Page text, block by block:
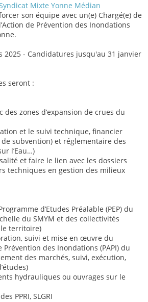
Mixte Yonne Médian
son équipe avec un(e) Chargé(e) de
de Prévention des Inondations
2025 - Candidatures jusqu'au 31 janvier
seront :
des zones d’expansion de crues du
et le suivi technique, financier
subvention) et réglementaire des
l’Eau…)
et faire le lien avec les dossiers
techniques en gestion des milieux
d’Etudes Préalable (PEP) du
du SMYM et des collectivités
le territoire)
suivi et mise en œuvre du
Prévention des Inondations (PAPI) du
des marchés, suivi, exécution,
hydrauliques ou ouvrages sur le
PPRI, SLGRI